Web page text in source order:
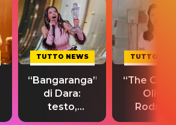
TUTTO NEWS
“Bangaranga”
di Dara:
testo,
traduzione e
TUTTO
“The
Olivia
testo,